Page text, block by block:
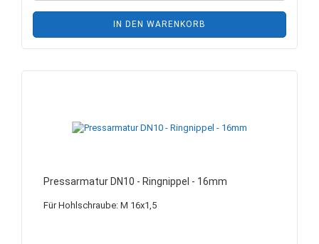
IN DEN WARENKORB
Pressarmatur DN10 - Ringnippel - 16mm
Für Hohlschraube: M 16x1,5